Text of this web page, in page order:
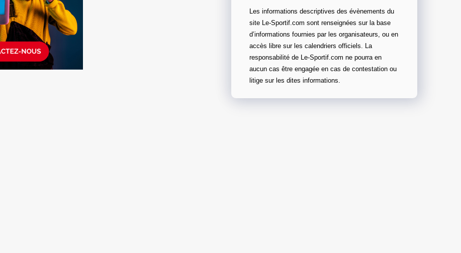
Les informations descriptives des évènements du
site Le-Sportif.com sont renseignées sur la base
d’informations fournies par les organisateurs, ou en
accès libre sur les calendriers officiels. La
responsabilité de Le-Sportif.com ne pourra en
aucun cas être engagée en cas de contestation ou
litige sur les dites informations.